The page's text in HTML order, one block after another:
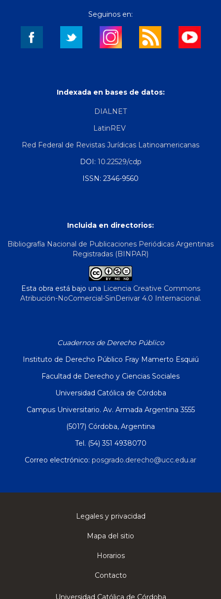
Seguinos en:
Indexada en bases de datos:
DIALNET
LatinREV
Red Federal de Revistas Jurídicas Latinoamericanas
DOI: 10.22529/cdp
ISSN: 2346-9560
Incluida en directorios:
Bibliografía Nacional de Publicaciones Periódicas Argentinas
Registradas (BINPAR)
Esta obra está bajo una Licencia Creative Commons
Atribución-NoComercial-SinDerivar 4.0 Internacional.
Cuadernos de Derecho Público
Instituto de Derecho Público Fray Mamerto Esquiú
Facultad de Derecho y Ciencias Sociales
Universidad Católica de Córdoba
Campus Universitario. Av. Armada Argentina 3555
(5017) Córdoba, Argentina
Tel. (54) 351 4938070
Correo electrónico: posgrado.derecho@ucc.edu.ar
Legales y privacidad
Mapa del sitio
Horarios
Contacto
Universidad Católica de Córdoba